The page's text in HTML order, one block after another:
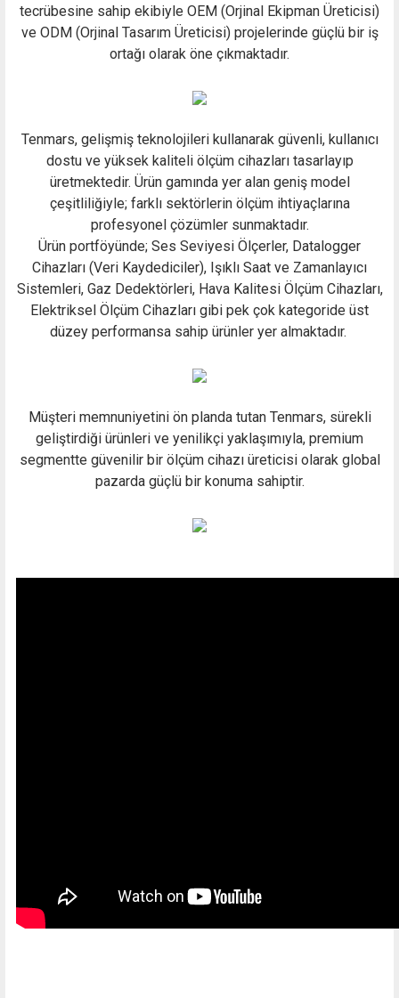
tecrübesine sahip ekibiyle OEM (Orjinal Ekipman Üreticisi)
ve ODM (Orjinal Tasarım Üreticisi) projelerinde güçlü bir iş
ortağı olarak öne çıkmaktadır.
Tenmars, gelişmiş teknolojileri kullanarak güvenli, kullanıcı
dostu ve yüksek kaliteli ölçüm cihazları tasarlayıp
üretmektedir. Ürün gamında yer alan geniş model
çeşitliliğiyle; farklı sektörlerin ölçüm ihtiyaçlarına
profesyonel çözümler sunmaktadır.
Ürün portföyünde; Ses Seviyesi Ölçerler, Datalogger
Cihazları (Veri Kaydediciler), Işıklı Saat ve Zamanlayıcı
Sistemleri, Gaz Dedektörleri, Hava Kalitesi Ölçüm Cihazları,
Elektriksel Ölçüm Cihazları gibi pek çok kategoride üst
düzey performansa sahip ürünler yer almaktadır.
Müşteri memnuniyetini ön planda tutan Tenmars, sürekli
geliştirdiği ürünleri ve yenilikçi yaklaşımıyla, premium
segmentte güvenilir bir ölçüm cihazı üreticisi olarak global
pazarda güçlü bir konuma sahiptir.